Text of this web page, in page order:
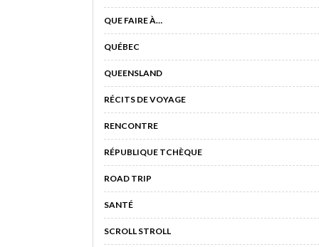
QUE FAIRE À…
QUÉBEC
QUEENSLAND
RÉCITS DE VOYAGE
RENCONTRE
RÉPUBLIQUE TCHÈQUE
ROAD TRIP
SANTÉ
SCROLL STROLL